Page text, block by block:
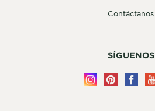
Contáctanos
SÍGUENOS